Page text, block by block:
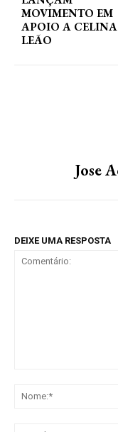
MOVIMENTO EM
APOIO A CELINA
LEÃO
Jose
DEIXE UMA RESPOSTA